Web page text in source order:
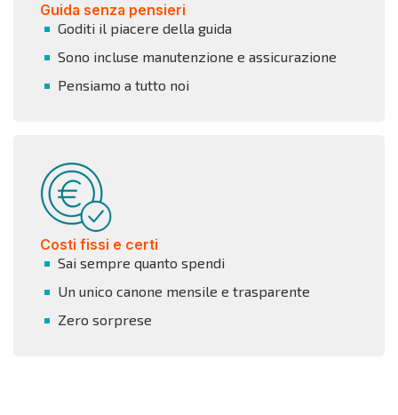
Guida senza pensieri
Goditi il piacere della guida
Sono incluse manutenzione e assicurazione
Pensiamo a tutto noi
Costi fissi e certi
Sai sempre quanto spendi
Un unico canone mensile e trasparente
Zero sorprese